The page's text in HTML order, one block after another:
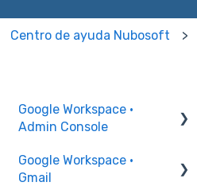
Centro de ayuda Nubosoft
Google Workspace ·
Admin Console
Permisos Administrador
Google Workspace ·
Gmail